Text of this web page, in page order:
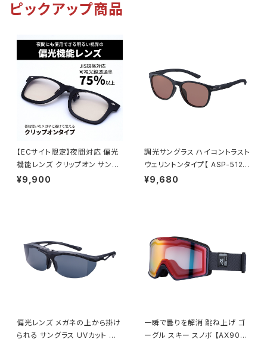
ピックアップ商品
【ECサイト限定】夜間対応 偏光
機能レンズ クリップオン サング
ラス 【AS-3NV BK】 ウェリント
¥9,900
調光サングラス ハイコントラスト
ウェリントンタイプ【 ASP-5125
MBK 】 軽量サングラス 調光レ
¥9,680
偏光レンズ メガネの上から掛け
られる サングラス UVカット 跳
一瞬で曇りを解消 跳ね上げ ゴ
ーグル スキー スノボ 【AX900-